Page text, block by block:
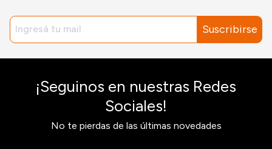
Suscribirse
¡Seguinos en nuestras Redes
Sociales!
No te pierdas de las últimas novedades